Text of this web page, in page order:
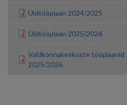
Üldtööplaan 2024/2025
Üldtööplaan 2025/2026
Valdkonnakeskuste tööplaanid
2025/2026